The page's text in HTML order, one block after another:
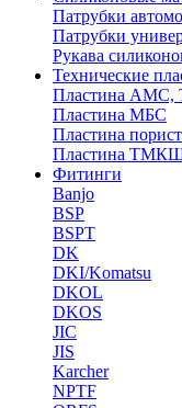
Патрубки
Патрубки
Рукава
Технические
Пластина АМС,
Пластина МБС
Пластина
Пластина
Фитинги
Banjo
BSP
BSPT
DK
DKI/Komatsu
DKOL
DKOS
JIC
JIS
Karcher
NPTF